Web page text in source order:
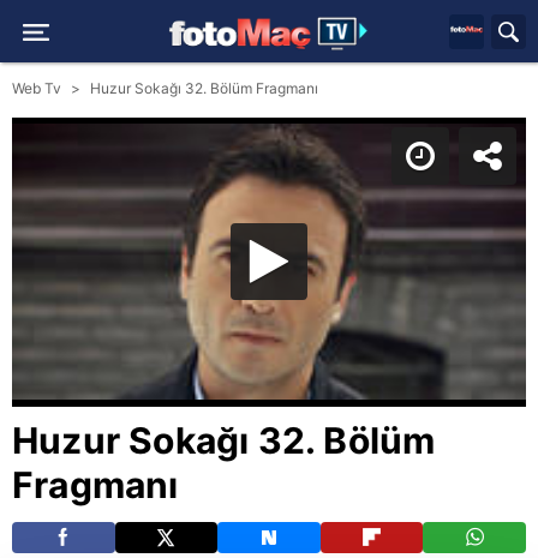
Web Tv Huzur Sokağı 32. Bölüm Fragmanı
Huzur Sokağı 32. Bölüm
Fragmanı